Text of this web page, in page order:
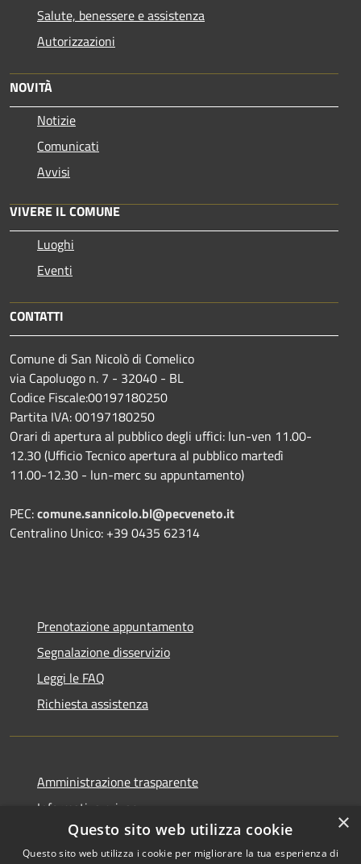
Salute, benessere e assistenza
Autorizzazioni
NOVITÀ
Notizie
Comunicati
Avvisi
VIVERE IL COMUNE
Luoghi
Eventi
CONTATTI
Comune di San Nicolò di Comelico
via Capoluogo n. 7 - 32040 - BL
Codice Fiscale:00197180250
Partita IVA: 00197180250
Orari di apertura al pubblico degli uffici: lun-ven 11.00-
12.30 (Ufficio Tecnico apertura al pubblico martedì
11.00-12.30 - lun-merc su appuntamento)
PEC:comune.sannicolo.bl@pecveneto.it
Centralino Unico: +39 0435 62314
Prenotazione appuntamento
Segnalazione disservizio
Leggi le FAQ
Richiesta assistenza
Amministrazione trasparente
Informativa privacy
Note legali
Dichiarazione di accessibilità
×
Questo sito web utilizza cookie
Questo sito web utilizza i cookie per migliorare la tua esperienza di